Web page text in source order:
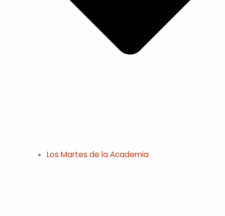
Los Martes de la Academia